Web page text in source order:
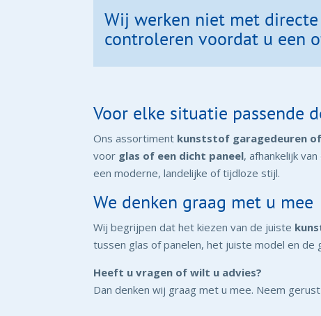
Wij werken niet met
controleren voordat u een
Voor elke situatie passende
Ons assortiment kunststof garagedeuren
voor glas of een dicht paneel, afhankelijk
een moderne, landelijke of tijdloze stijl.
We denken graag met u mee
Wij begrijpen dat het kiezen van de juiste
tussen glas of panelen, het juiste model en de
Heeft u vragen of wilt u advies?
Dan denken wij graag met u mee. Neem